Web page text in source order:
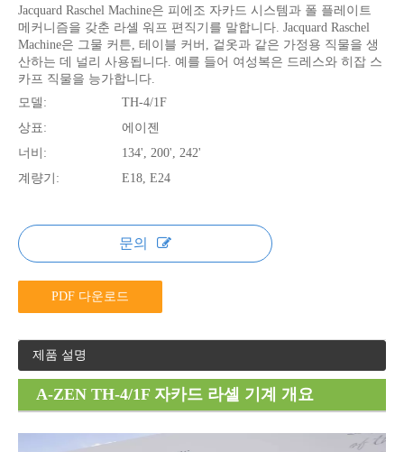
Jacquard Raschel Machine은 피에조 자카드 시스템과 폴 플레이트
메커니즘을 갖춘 라셸 워프 편직기를 말합니다. Jacquard Raschel
Machine은 그물 커튼, 테이블 커버, 겉옷과 같은 가정용 직물을 생
산하는 데 널리 사용됩니다. 예를 들어 여성복은 드레스와 히잡 스
카프 직물을 능가합니다.
모델:
TH-4/1F
상표:
에이젠
너비:
134', 200', 242'
계량기:
E18, E24
문의
PDF 다운로드
제품 설명
A-ZEN TH-4/1F 자카드 라셸 기계 개요